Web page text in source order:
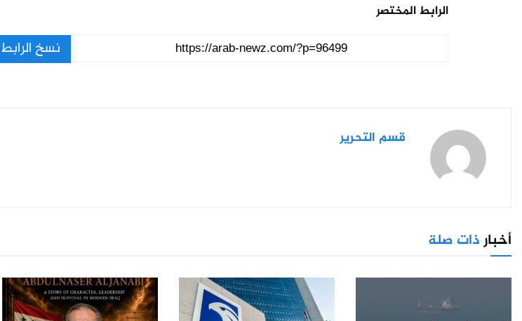
الرابط المختصر
نسخ الرابط
قسم التحرير
أخبارذات صلة